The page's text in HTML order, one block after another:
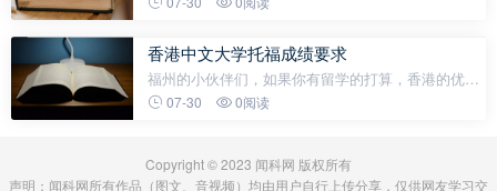
项不低于5.5金融学：雅思7.0，单项不低于6.5法
香港中文大学托福成绩要求
福州的小伙伴们，如果你有留学的打算，香港的优质
高等教育资源可不容错过。近年来，越来越多福州的
07-30 0阅读
Copyright © 2023 闻科网 版权所有
声明：闻科网所有作品（图文、音视频）均由用户自行上传分享，仅供网友学习交